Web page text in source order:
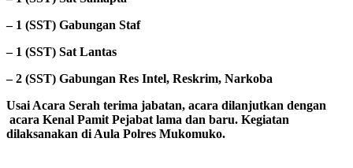
– 1 (SST) Gabungan Staf
– 1 (SST) Sat Lantas
– 2 (SST) Gabungan Res Intel, Reskrim, Narkoba
Usai Acara Serah terima jabatan, acara dilanjutkan dengan
acara Kenal Pamit Pejabat lama dan baru. Kegiatan
dilaksanakan di Aula Polres Mukomuko.